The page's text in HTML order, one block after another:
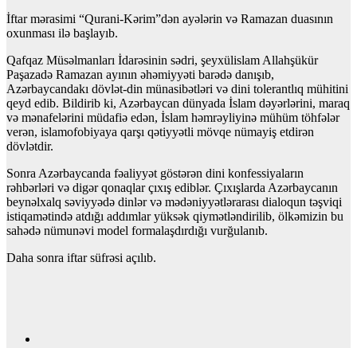
İftar mərasimi “Qurani-Kərim”dən ayələrin və Ramazan duasının
oxunması ilə başlayıb.
Qafqaz Müsəlmanları İdarəsinin sədri, şeyxülislam Allahşükür
Paşazadə Ramazan ayının əhəmiyyəti barədə danışıb,
Azərbaycandakı dövlət-din münasibətləri və dini tolerantlıq mühitini
qeyd edib. Bildirib ki, Azərbaycan dünyada İslam dəyərlərini, maraq
və mənafelərini müdafiə edən, İslam həmrəyliyinə mühüm töhfələr
verən, islamofobiyaya qarşı qətiyyətli mövqe nümayiş etdirən
dövlətdir.
Sonra Azərbaycanda fəaliyyət göstərən dini konfessiyaların
rəhbərləri və digər qonaqlar çıxış ediblər. Çıxışlarda Azərbaycanın
beynəlxalq səviyyədə dinlər və mədəniyyətlərarası dialoqun təşviqi
istiqamətində atdığı addımlar yüksək qiymətləndirilib, ölkəmizin bu
sahədə nümunəvi model formalaşdırdığı vurğulanıb.
Daha sonra iftar süfrəsi açılıb.